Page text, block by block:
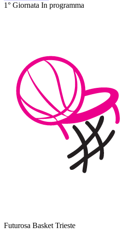
1° Giornata In programma
Futurosa Basket Trieste